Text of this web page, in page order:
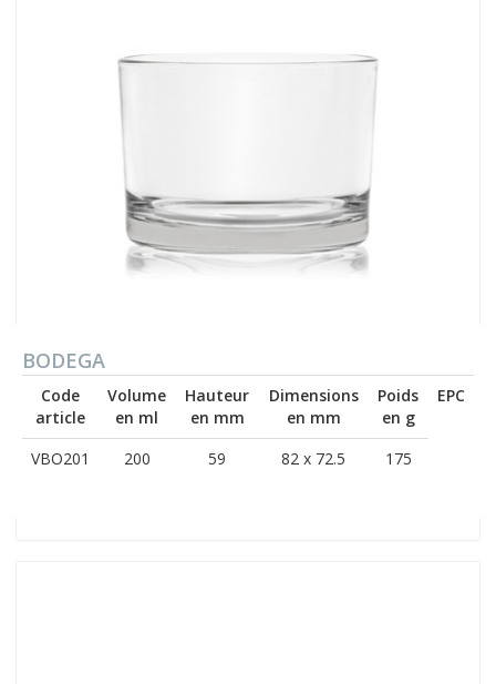
BODEGA
Code
article
Volume
en ml
Hauteur
en mm
Dimensions
en mm
Poids
en g
EPC
VBO201 200 59 82 x 72.5 175